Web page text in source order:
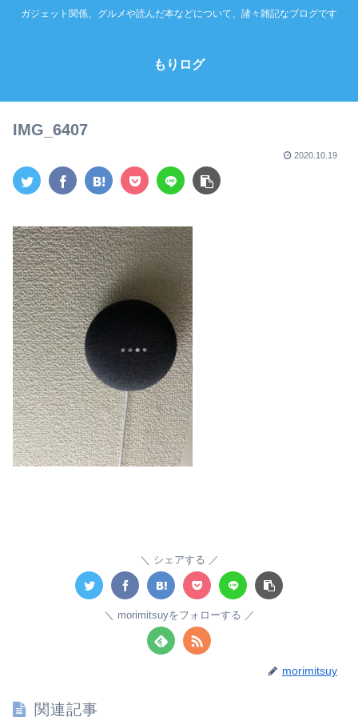
ガジェット関係、グルメや読んだ本などについて、諸々雑記なブログです
もりログ
IMG_6407
2020.10.19
シェアする
morimitsuyをフォローする
morimitsuy
関連記事